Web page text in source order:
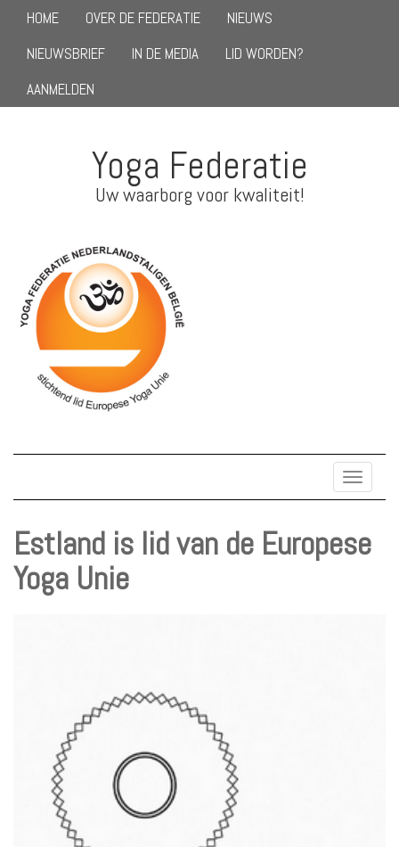
HOME OVER DE FEDERATIE
NIEUWS
NIEUWSBRIEF
IN DE MEDIA
LID WORDEN?
AANMELDEN
Yoga Federatie
Uw waarborg voor kwaliteit!
Toggle
Estland is lid van de Europese
Yoga Unie